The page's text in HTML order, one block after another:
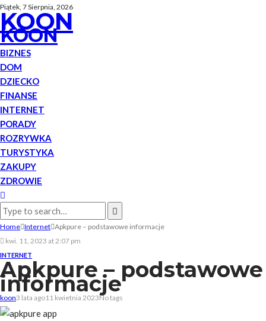
Piątek, 7 Sierpnia, 2026
KOON
KOON
BIZNES
DOM
DZIECKO
FINANSE
INTERNET
PORADY
ROZRYWKA
TURYSTYKA
ZAKUPY
ZDROWIE
Home Internet Apkpure – podstawowe informacje
kwi. 11, 2023 at 2:07 pm
INTERNET
Apkpure – podstawowe
informacje
koon3 lata ago11 kwietnia 2023No tags